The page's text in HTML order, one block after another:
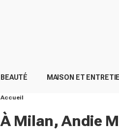
BEAUTÉ MAISON ET
Accueil
À Milan, Andie